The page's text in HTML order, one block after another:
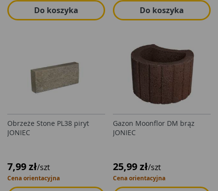
Do koszyka Do koszyka
Obrzeże Stone PL38 piryt
JONIEC
7,99 zł/szt
Cena orientacyjna
Gazon Moonflor DM brąz
JONIEC
25,99 zł/szt
Cena orientacyjna